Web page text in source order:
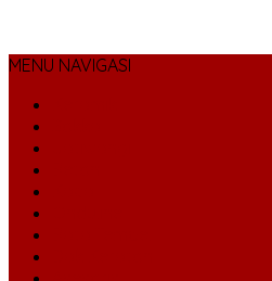
MENU NAVIGASI